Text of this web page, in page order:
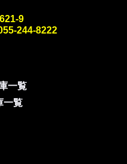
9
244-8222
一覧
一覧